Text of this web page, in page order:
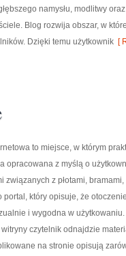
namysłu, modlitwy
Blog rozwija obszar, w
Dzięki temu użytkownik [
to miejsce, w którym
opracowana z myślą o
związanych z płotami,
portal, który opisuje, że
i wygodna w
czytelnik odnajdzie
na stronie opisują